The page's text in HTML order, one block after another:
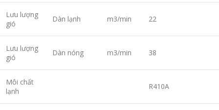
Lưu lượng
gió
Dàn lạnh m3/min 22
Lưu lượng
gió
Dàn nóng m3/min 38
Môi chất
lạnh
R410A